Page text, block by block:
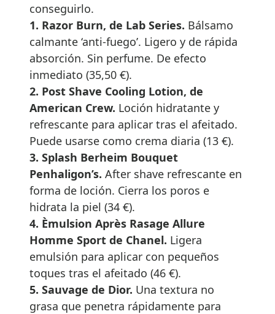
conseguirlo.
1. Razor Burn, de Lab Series. Bálsamo
calmante ‘anti-fuego’. Ligero y de rápida
absorción. Sin perfume. De efecto
inmediato (35,50 €).
2. Post Shave Cooling Lotion, de
American Crew. Loción hidratante y
refrescante para aplicar tras el afeitado.
Puede usarse como crema diaria (13 €).
3. Splash Berheim Bouquet
Penhaligon’s. After shave refrescante en
forma de loción. Cierra los poros e
hidrata la piel (34 €).
4. Èmulsion Après Rasage Allure
Homme Sport de Chanel. Ligera
emulsión para aplicar con pequeños
toques tras el afeitado (46 €).
5. Sauvage de Dior. Una textura no
grasa que penetra rápidamente para